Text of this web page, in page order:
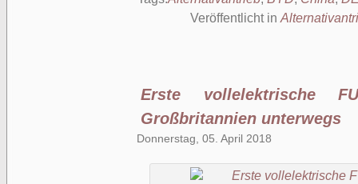
Veröffentlicht in
Erste vollelektrische
Großbritannien unterwegs
Donnerstag, 05. April 2018